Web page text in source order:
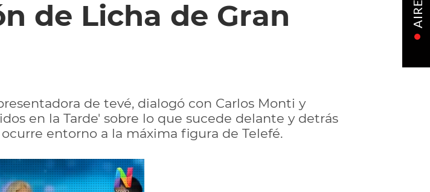
de Licha de Gran
de tevé, dialogó con Carlos Monti y
en la Tarde' sobre lo que sucede delante y detrás
entorno a la máxima figura de Telefé.
AIRE